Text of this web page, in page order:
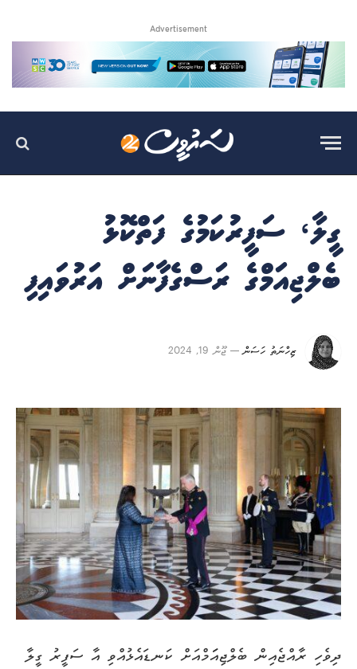
Advertisement
ގީލާ، ސަފީރުކަމުގެ ފަތްކޮޅު
ބެލްޖިއަމްގެ ރަސްގެފާނަށް އަރުވައިފި
ޒިހްނަތު ހަސަން ޖޫން 19, 2024
ދިވެހި ރާއްޖެއިން ބެލްޖިއަަމްއަށް ކަނޑައެޅުއްވި އާ ސަފީރު ގީލާ